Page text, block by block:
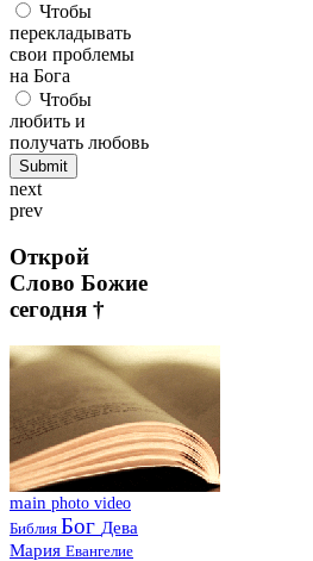
Чтобы
перекладывать
свои проблемы
на Бога
Чтобы
любить и
получать любовь
next
prev
Открой
Слово Божие
сегодня †
main photo video
Библия Бог Дева
Мария Евангелие